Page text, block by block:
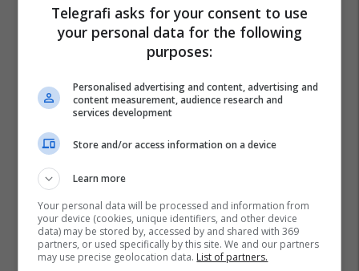
Filipine Shkëmbi Qeni
Telegrafi asks for your consent to use
your personal data for the following
purposes:
Personalised advertising and content, advertising and
content measurement, audience research and
services development
Store and/or access information on a device
Learn more
Your personal data will be processed and information from
your device (cookies, unique identifiers, and other device
data) may be stored by, accessed by and shared with 369
partners, or used specifically by this site. We and our partners
may use precise geolocation data. List of partners.